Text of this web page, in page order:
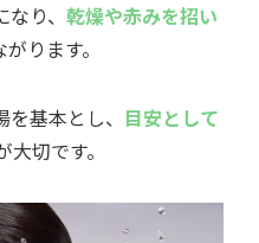
り、 乾燥や赤みを招い
ります。
基本とし、 目安として
大切です。